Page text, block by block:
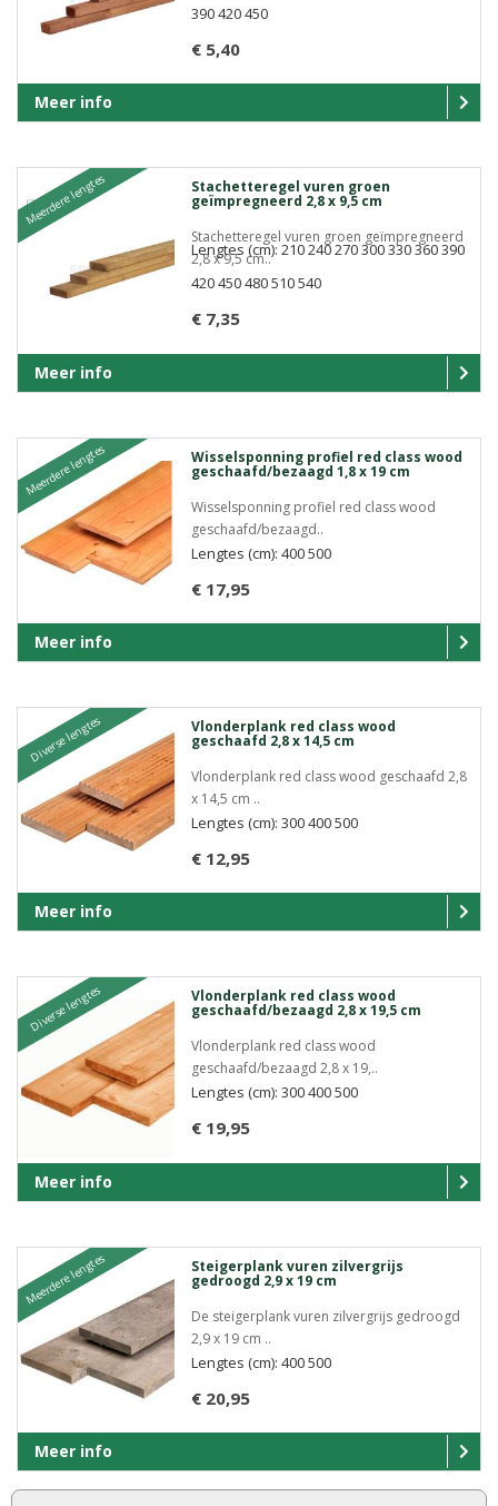
€ 5,40
390 420 450
Meer info
Meerdere lengtes Stachetteregel vuren groen
geïmpregneerd 2,8 x 9,5 cm
Stachetteregel vuren groen geïmpregneerd
2,8 x 9,5 cm..
€ 7,35
Lengtes (cm): 210 240 270 300 330 360 390
420 450 480 510 540
Meer info
Meerdere lengtes Wisselsponning profiel red class wood
geschaafd/bezaagd 1,8 x 19 cm
Wisselsponning profiel red class wood
geschaafd/bezaagd..
€ 17,95
Lengtes (cm): 400 500
Meer info
Diverse lengtes Vlonderplank red class wood
geschaafd 2,8 x 14,5 cm
Vlonderplank red class wood geschaafd 2,8
x 14,5 cm ..
€ 12,95
Lengtes (cm): 300 400 500
Meer info
Diverse lengtes Vlonderplank red class wood
geschaafd/bezaagd 2,8 x 19,5 cm
Vlonderplank red class wood
geschaafd/bezaagd 2,8 x 19,..
€ 19,95
Lengtes (cm): 300 400 500
Meer info
Meerdere lengtes Steigerplank vuren zilvergrijs
gedroogd 2,9 x 19 cm
De steigerplank vuren zilvergrijs gedroogd
2,9 x 19 cm ..
€ 20,95
Lengtes (cm): 400 500
Meer info